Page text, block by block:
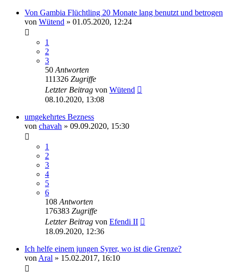
Von Gambia Flüchtling 20 Monate lang benutzt und betrogen
von Wütend » 01.05.2020, 12:24
1
2
3
50 Antworten
111326 Zugriffe
Letzter Beitrag von Wütend
08.10.2020, 13:08
umgekehrtes Bezness
von chavah » 09.09.2020, 15:30
1
2
3
4
5
6
108 Antworten
176383 Zugriffe
Letzter Beitrag von Efendi II
18.09.2020, 12:36
Ich helfe einem jungen Syrer, wo ist die Grenze?
von Aral » 15.02.2017, 16:10